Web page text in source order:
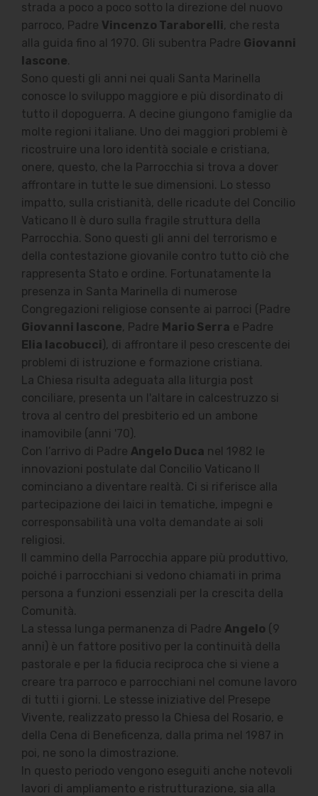
strada a poco a poco sotto la direzione del nuovo
parroco, Padre Vincenzo Taraborelli, che resta
alla guida fino al 1970. Gli subentra Padre Giovanni
Iascone.
Sono questi gli anni nei quali Santa Marinella
conosce lo sviluppo maggiore e più disordinato di
tutto il dopoguerra. A decine giungono famiglie da
molte regioni italiane. Uno dei maggiori problemi è
ricostruire una loro identità sociale e cristiana,
onere, questo, che la Parrocchia si trova a dover
affrontare in tutte le sue dimensioni. Lo stesso
impatto, sulla cristianità, delle ricadute del Concilio
Vaticano II è duro sulla fragile struttura della
Parrocchia. Sono questi gli anni del terrorismo e
della contestazione giovanile contro tutto ciò che
rappresenta Stato e ordine. Fortunatamente la
presenza in Santa Marinella di numerose
Congregazioni religiose consente ai parroci (Padre
Giovanni Iascone, Padre Mario Serra e Padre
Elia Iacobucci ), di affrontare il peso crescente dei
problemi di istruzione e formazione cristiana.
La Chiesa risulta adeguata alla liturgia post
conciliare, presenta un l'altare in calcestruzzo si
trova al centro del presbiterio ed un ambone
inamovibile (anni '70).
Con l’arrivo di Padre Angelo Duca nel 1982 le
innovazioni postulate dal Concilio Vaticano II
cominciano a diventare realtà. Ci si riferisce alla
partecipazione dei laici in tematiche, impegni e
corresponsabilità una volta demandate ai soli
religiosi.
Il cammino della Parrocchia appare più produttivo,
poiché i parrocchiani si vedono chiamati in prima
persona a funzioni essenziali per la crescita della
Comunità.
La stessa lunga permanenza di Padre Angelo (9
anni) è un fattore positivo per la continuità della
pastorale e per la fiducia reciproca che si viene a
creare tra parroco e parrocchiani nel comune lavoro
di tutti i giorni. Le stesse iniziative del Presepe
Vivente, realizzato presso la Chiesa del Rosario, e
della Cena di Beneficenza, dalla prima nel 1987 in
poi, ne sono la dimostrazione.
In questo periodo vengono eseguiti anche notevoli
lavori di ampliamento e ristrutturazione, sia alla